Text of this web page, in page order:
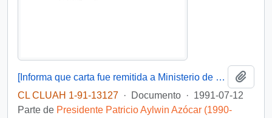
[Informa que carta fue remitida a Ministerio de Educación Pública, mediante Of. GAB. PRES. (0) 91/2438]
CL CLUAH 1-91-13127 · Documento · 1991-07-12
Parte de Presidente Patricio Aylwin Azócar (1990-